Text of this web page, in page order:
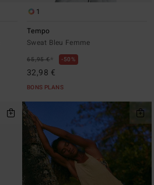
1
Tempo
Sweat Bleu Femme
65,95 €* 50%
32,98 €
BONS PLANS